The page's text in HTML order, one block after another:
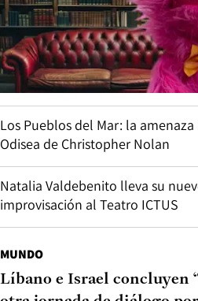
Los Pueblos del Mar: la
Odisea de Christopher Nolan
Natalia Valdebenito lleva su
improvisación al Teatro ICTUS
MUNDO
Líbano e Israel concluyen